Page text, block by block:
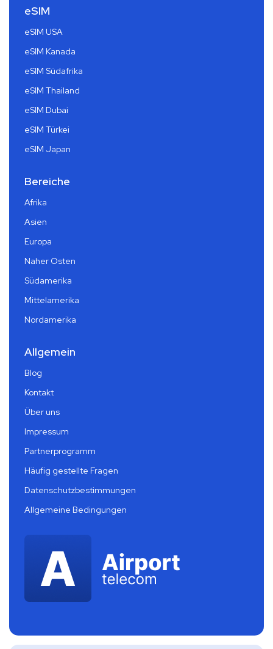
eSIM
eSIM USA
eSIM Kanada
eSIM Südafrika
eSIM Thailand
eSIM Dubai
eSIM Türkei
eSIM Japan
Bereiche
Afrika
Asien
Europa
Naher Osten
Südamerika
Mittelamerika
Nordamerika
Allgemein
Blog
Kontakt
Über uns
Impressum
Partnerprogramm
Häufig gestellte Fragen
Datenschutzbestimmungen
Allgemeine Bedingungen